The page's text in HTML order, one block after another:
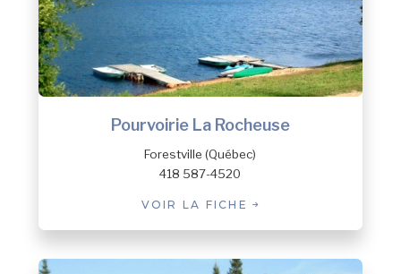
Pourvoirie La Rocheuse
Forestville (Québec)
418 587-4520
VOIR LA FICHE